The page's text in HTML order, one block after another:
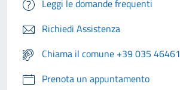
Leggi le domande frequenti
Richiedi Assistenza
Chiama il comune +39 035
Prenota un appuntamento